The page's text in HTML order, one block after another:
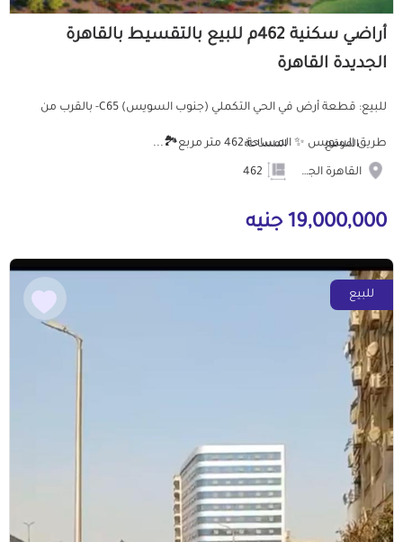
أراضي سكنية 462م للبيع بالتقسيط بالقاهرة
الجديدة القاهرة
للبيع: قطعة أرض في الحي التكملي (جنوب السويس) C65- بالقرب من
طريق السويس ✨ المساحة:462 متر مربع🏞️...
الموقع
القاهرة الجديدة
المساحة
19,000,000 جنيه
للبيع